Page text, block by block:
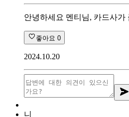
안녕하세요 멘티님, 카드사
좋아요 0
2024.10.20
니